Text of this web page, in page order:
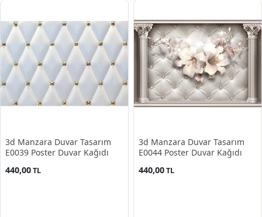
3d Manzara Duvar Tasarım
E0039 Poster Duvar Kağıdı
440,00TL
3d Manzara Duvar Tasarım
E0044 Poster Duvar Kağıdı
440,00TL